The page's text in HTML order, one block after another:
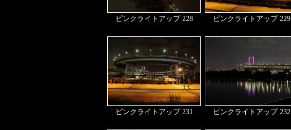
ピンクライトアップ 228 ピンクライトアップ 229
ピンクライトアップ 231 ピンクライトアップ 232